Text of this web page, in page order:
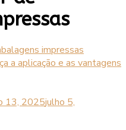
impressas
13, 2025julho 5,